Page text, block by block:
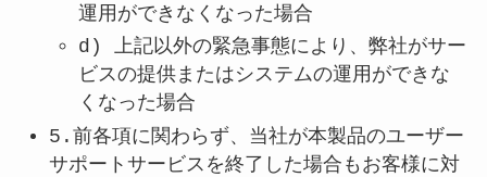
運用ができなくなった場合
d) 上記以外の緊急事態により、弊社がサー
ビスの提供またはシステムの運用ができな
くなった場合
5.前各項に関わらず、当社が本製品のユーザー
サポートサービスを終了した場合もお客様に対